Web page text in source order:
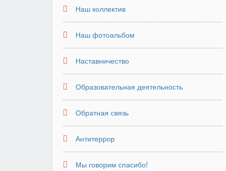
Наш коллектив
Наш фотоальбом
Наставничество
Образовательная деятельность
Обратная связь
Антитеррор
Мы говорим спасибо!